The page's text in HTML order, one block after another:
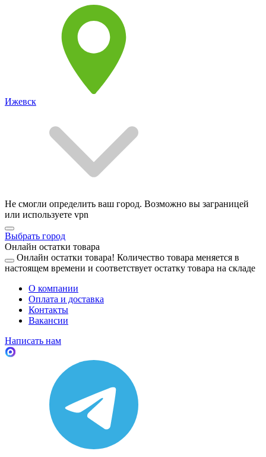
Ижевск
Не смогли определить ваш город. Возможно вы заграницей
или используете vpn
Выбрать город
Онлайн остатки товара
Онлайн остатки товара! Количество товара меняется в
настоящем времени и соответствует остатку товара на складе
О компании
Оплата и доставка
Контакты
Вакансии
Написать нам